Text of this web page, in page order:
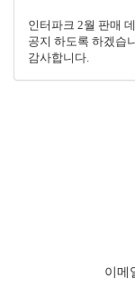
인터파크 2월 판매
공지 하도록 하겠습
감사합니다.
이